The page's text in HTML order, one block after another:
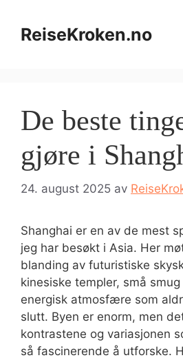
innholdReiseKroken.no
De beste
gjøre i
24. august 2025 av
Shanghai er en av de mest
jeg har besøkt i Asia. Her
blanding av futuristiske
kinesiske templer, små
energisk atmosfære som
slutt. Byen er enorm, men
kontrastene og variasjonen
så fascinerende å utforske.